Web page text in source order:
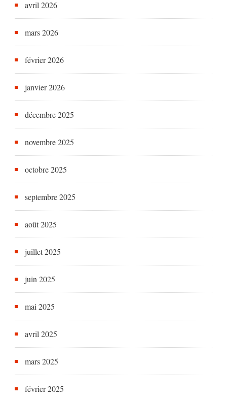
avril 2026
mars 2026
février 2026
janvier 2026
décembre 2025
novembre 2025
octobre 2025
septembre 2025
août 2025
juillet 2025
juin 2025
mai 2025
avril 2025
mars 2025
février 2025